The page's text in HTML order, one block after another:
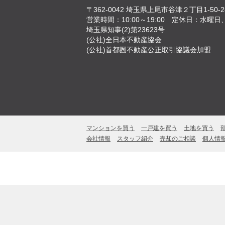
〒362-0042 埼玉県上尾市谷津２丁目1-50-
営業時間：10:00～19:00 定休日：水曜日
埼玉県知事(2)第23623号
(公社)全日本不動産協会
(公社)首都圏不動産公正取引協議会加盟
マンションを買う 一戸建を買う 土地を買う
会社情報
スタッフ紹介 売却のご相談 個人情